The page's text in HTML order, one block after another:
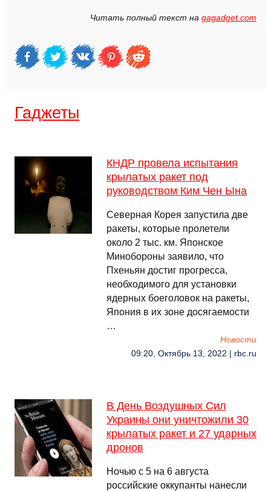
Читать полный текст на gagadget.com
Гаджеты
КНДР провела испытания
крылатых ракет под
руководством Ким Чен Ына
Северная Корея запустила две
ракеты, которые пролетели
около 2 тыс. км. Японское
Минобороны заявило, что
Пхеньян достиг прогресса,
необходимого для установки
ядерных боеголовок на ракеты,
Япония в их зоне досягаемости
…
Новости
09:20, Октябрь 13, 2022 | rbc.ru
В День Воздушных Сил
Украины они уничтожили 30
крылатых ракет и 27 ударных
дронов
Ночью с 5 на 6 августа
российские оккупанты нанесли